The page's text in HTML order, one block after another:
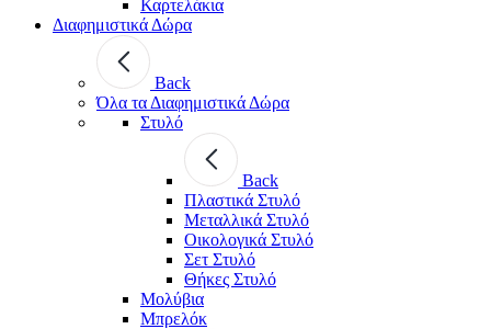
Καρτελάκια
Διαφημιστικά Δώρα
Back
Όλα τα Διαφημιστικά Δώρα
Στυλό
Back
Πλαστικά Στυλό
Μεταλλικά Στυλό
Οικολογικά Στυλό
Σετ Στυλό
Θήκες Στυλό
Μολύβια
Μπρελόκ